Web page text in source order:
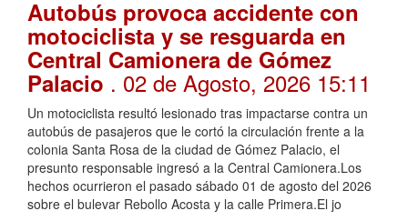
Autobús provoca accidente con
motociclista y se resguarda en
Central Camionera de Gómez
Palacio . 02 de Agosto, 2026 15:11
Un motociclista resultó lesionado tras impactarse contra un
autobús de pasajeros que le cortó la circulación frente a la
colonia Santa Rosa de la ciudad de Gómez Palacio, el
presunto responsable ingresó a la Central Camionera.Los
hechos ocurrieron el pasado sábado 01 de agosto del 2026
sobre el bulevar Rebollo Acosta y la calle Primera.El jo